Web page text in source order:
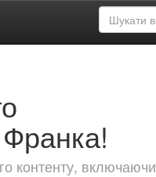
Франка!
контенту, включаючи